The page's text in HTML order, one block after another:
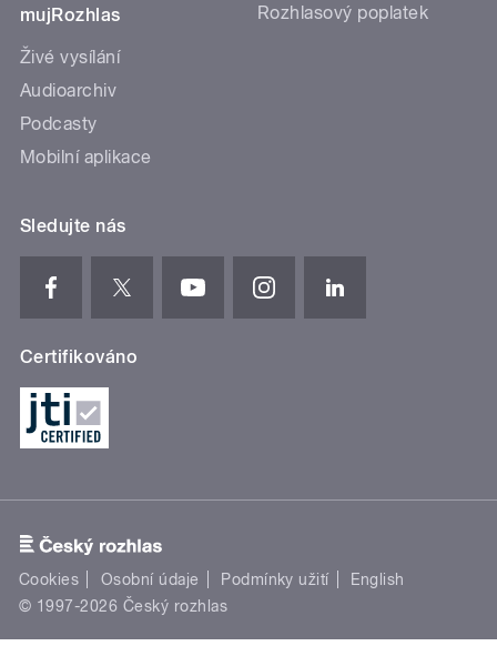
mujRozhlas
Živé vysílání
Audioarchiv
Podcasty
Mobilní aplikace
Rozhlasový poplatek
Sledujte nás
Certifikováno
Cookies Osobní údaje Podmínky užití
English
© 1997-2026 Český rozhlas